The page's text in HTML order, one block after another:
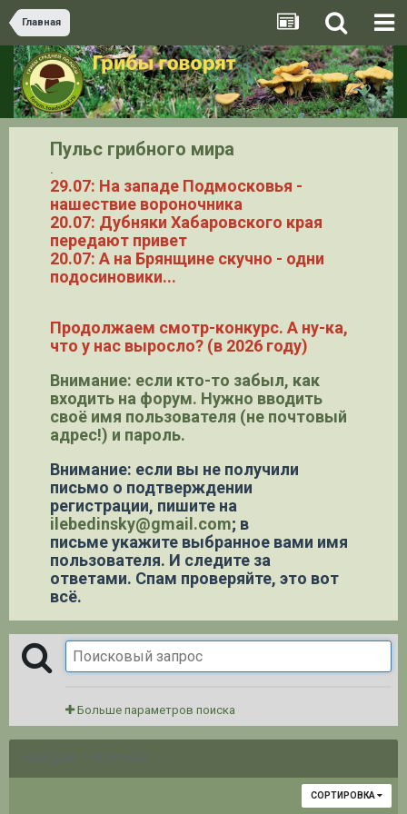
Главная
Пульс грибного мира
.
29.07: На западе Подмосковья -
нашествие вороночника
20.07: Дубняки Хабаровского края
передают привет
20.07: А на Брянщине скучно - одни
подосиновики...
Продолжаем смотр-конкурс. А ну-ка,
что у нас выросло? (в 2026 году)
Внимание: если кто-то забыл, как
входить на форум. Нужно вводить
своё имя пользователя (не почтовый
адрес!) и пароль.
Внимание: если вы не получили
письмо о подтверждении
регистрации, пишите на
ilebedinsky@gmail.com; в
письме укажите выбранное вами имя
пользователя. И следите за
ответами. Спам проверяйте, это вот
всё.
Больше параметров поиска
НАЙДЕНО 1 РЕЗУЛЬТАТ
СОРТИРОВКА